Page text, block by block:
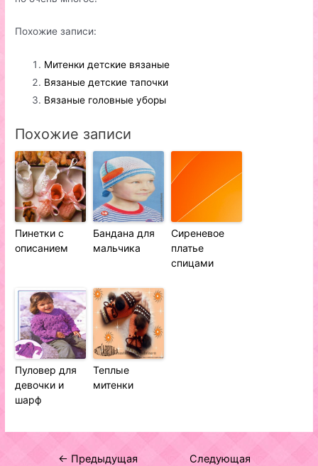
Похожие записи:
Митенки детские вязаные
Вязаные детские тапочки
Вязаные головные уборы
Похожие записи
Пинетки с
описанием
Бандана для
мальчика
Сиреневое
платье
спицами
Пуловер для
девочки и
шарф
Теплые
митенки
Навигация
← Предыдущая
Следующая